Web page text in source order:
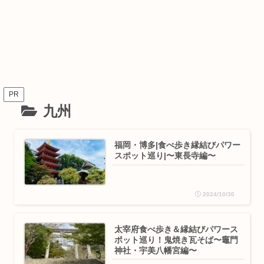
PR
九州
福岡・博多|食べ歩き縁結びパワー
スポット巡り|〜東長寺編〜
2024/10/30
太宰府食べ歩き＆縁結びパワース
ポット巡り！鬼焼き瓦そば〜竈門
神社・宇美八幡宮編〜